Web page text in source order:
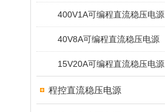
400V1A可编程直流稳压电源
40V8A可编程直流稳压电源
15V20A可编程直流稳压电源
程控直流稳压电源